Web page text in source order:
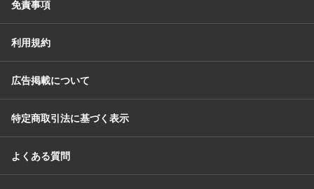
免責事項
利用規約
広告掲載について
特定商取引法に基づく表示
よくある質問